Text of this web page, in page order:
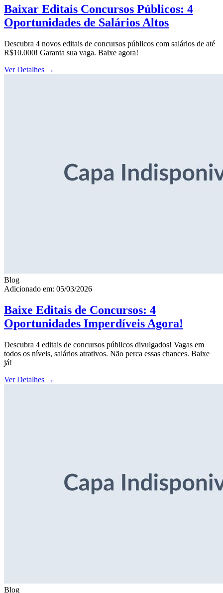
Baixar Editais Concursos Públicos: 4
Oportunidades de Salários Altos
Descubra 4 novos editais de concursos públicos com salários de até
R$10.000! Garanta sua vaga. Baixe agora!
Ver Detalhes →
Blog
Adicionado em: 05/03/2026
Baixe Editais de Concursos: 4
Oportunidades Imperdíveis Agora!
Descubra 4 editais de concursos públicos divulgados! Vagas em
todos os níveis, salários atrativos. Não perca essas chances. Baixe
já!
Ver Detalhes →
Blog